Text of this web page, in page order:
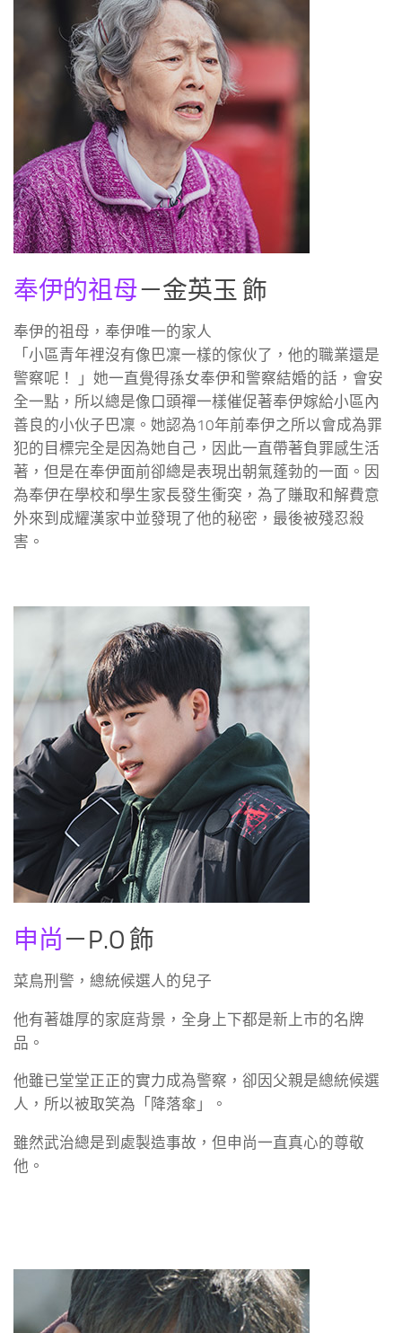
奉伊的祖母－金英玉 飾
奉伊的祖母，奉伊唯一的家人
「小區青年裡沒有像巴凜一樣的傢伙了，他的職業還是
警察呢！ 」她一直覺得孫女奉伊和警察結婚的話，會安
全一點，所以總是像口頭禪一樣催促著奉伊嫁給小區內
善良的小伙子巴凜。她認為10年前奉伊之所以會成為罪
犯的目標完全是因為她自己，因此一直帶著負罪感生活
著，但是在奉伊面前卻總是表現出朝氣蓬勃的一面。因
為奉伊在學校和學生家長發生衝突，為了賺取和解費意
外來到成耀漢家中並發現了他的秘密，最後被殘忍殺
害。
申尚－P.O 飾
菜鳥刑警，總統候選人的兒子
他有著雄厚的家庭背景，全身上下都是新上市的名牌
品。
他雖已堂堂正正的實力成為警察，卻因父親是總統候選
人，所以被取笑為「降落傘」。
雖然武治總是到處製造事故，但申尚一直真心的尊敬
他。